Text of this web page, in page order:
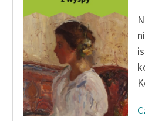
Dane fundacji i
sprawozdania finansowe
Regulamin darowizn
Informacja o treściach
wrażliwych
Deklaracja dostępności